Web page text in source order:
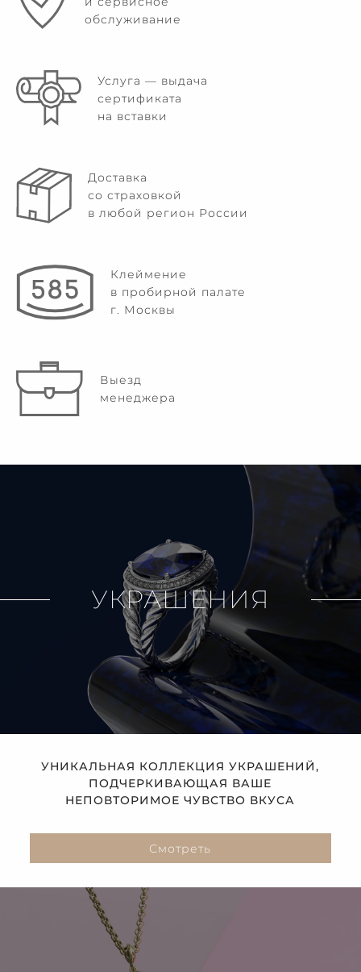
обслуживание
Услуга — выдача
сертификата
на вставки
Доставка
со страховкой
в любой регион России
Клеймение
в пробирной палате
г. Москвы
Выезд
менеджера
УКРАШЕНИЯ
УНИКАЛЬНАЯ КОЛЛЕКЦИЯ УКРАШЕНИЙ,
ПОДЧЕРКИВАЮЩАЯ ВАШЕ
НЕПОВТОРИМОЕ ЧУВСТВО ВКУСА
Смотреть